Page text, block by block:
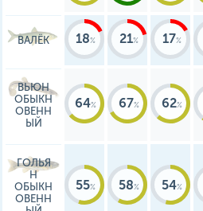
ВАЛЁК 18 21 17
ВЬЮН
ОБЫКН
ОВЕНН
ЫЙ
64 67 62
ГОЛЬЯ
Н
ОБЫКН
ОВЕНН
55 58 54